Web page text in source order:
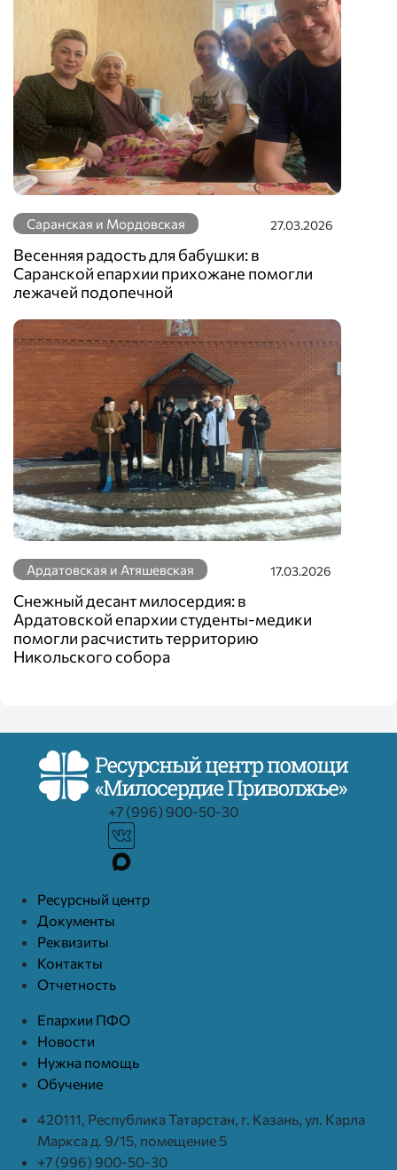
Саранская и Мордовская 27.03.2026
Весенняя радость для бабушки: в
Саранской епархии прихожане помогли
лежачей подопечной
Ардатовская и Атяшевская 17.03.2026
Снежный десант милосердия: в
Ардатовской епархии студенты-медики
помогли расчистить территорию
Никольского собора
+7 (996) 900-50-30
Ресурcный центр
Документы
Реквизиты
Контакты
Отчетность
Епархии ПФО
Новости
Нужна помощь
Обучение
420111, Республика Татарстан, г. Казань, ул. Карла
Маркса д. 9/15, помещение 5
+7 (996) 900-50-30